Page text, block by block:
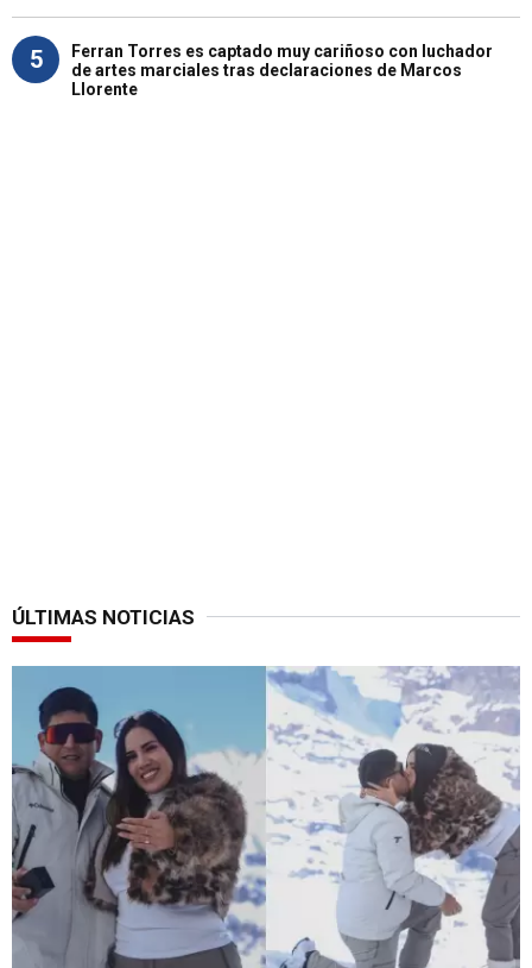
5
Ferran Torres es captado muy cariñoso con luchador
de artes marciales tras declaraciones de Marcos
Llorente
ÚLTIMAS NOTICIAS